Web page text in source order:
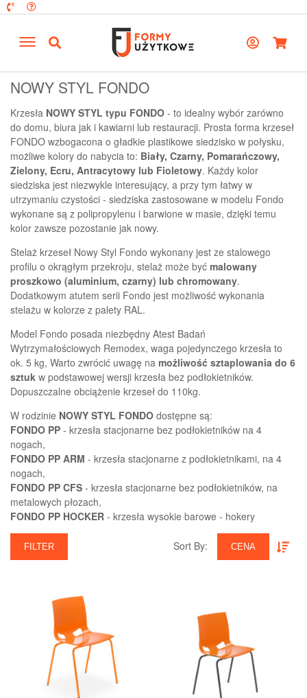
NOWY STYL FONDO
Krzesła NOWY STYL typu FONDO - to idealny wybór zarówno
do domu, biura jak i kawiarni lub restauracji. Prosta forma krzeseł
FONDO wzbogacona o gładkie plastikowe siedzisko w połysku,
możliwe kolory do nabycia to: Biały, Czarny, Pomarańczowy,
Zielony, Ecru, Antracytowy lub Fioletowy. Każdy kolor
siedziska jest niezwykle interesujący, a przy tym łatwy w
utrzymaniu czystości - siedziska zastosowane w modelu Fondo
wykonane są z polipropylenu i barwione w masie, dzięki temu
kolor zawsze pozostanie jak nowy.
Stelaż krzeseł Nowy Styl Fondo wykonany jest ze stalowego
profilu o okrągłym przekroju, stelaż może być malowany
proszkowo (aluminium, czarny) lub chromowany.
Dodatkowym atutem serii Fondo jest możliwość wykonania
stelażu w kolorze z palety RAL.
Model Fondo posada niezbędny Atest Badań
Wytrzymałościowych Remodex, waga pojedynczego krzesła to
ok. 5 kg, Warto zwrócić uwagę na możliwość sztaplowania do 6
sztuk w podstawowej wersji krzesła bez podłokietników.
Dopuszczalne obciążenie krzeseł do 110kg.
W rodzinie NOWY STYL FONDO dostępne są:
FONDO PP - krzesła stacjonarne bez podłokietników na 4
nogach,
FONDO PP ARM - krzesła stacjonarne z podłokietnikami, na 4
nogach,
FONDO PP CFS - krzesła stacjonarne bez podłokietników, na
metalowych płozach,
FONDO PP HOCKER - krzesła wysokie barowe - hokery
FILTER Sort By:‎ CENA